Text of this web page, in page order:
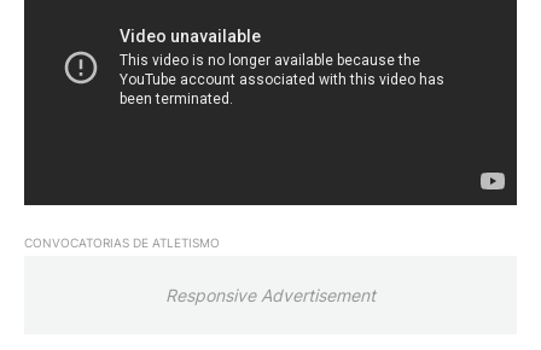
CONVOCATORIAS DE ATLETISMO
Responsive Advertisement